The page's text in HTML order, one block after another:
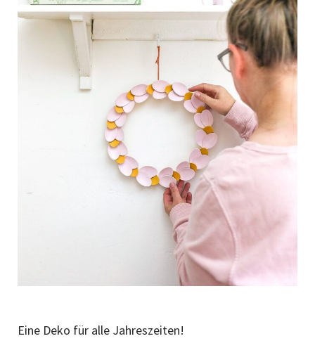
Eine Deko für alle Jahreszeiten!